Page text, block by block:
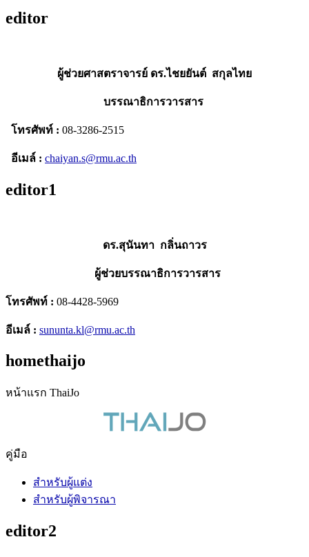
editor
ผู้ช่วยศาสตราจารย์ ดร.ไชยยันต์ สกุลไทย
บรรณาธิการวารสาร
โทรศัพท์ : 08-3286-2515
อีเมล์ : chaiyan.s@rmu.ac.th
editor1
ดร.สุนันทา กลิ่นถาวร
ผู้ช่วยบรรณาธิการวารสาร
โทรศัพท์ : 08-4428-5969
อีเมล์ : sununta.kl@rmu.ac.th
homethaijo
หน้าแรก ThaiJo
คู่มือ
สำหรับผู้แต่ง
สำหรับผู้พิจารณา
editor2